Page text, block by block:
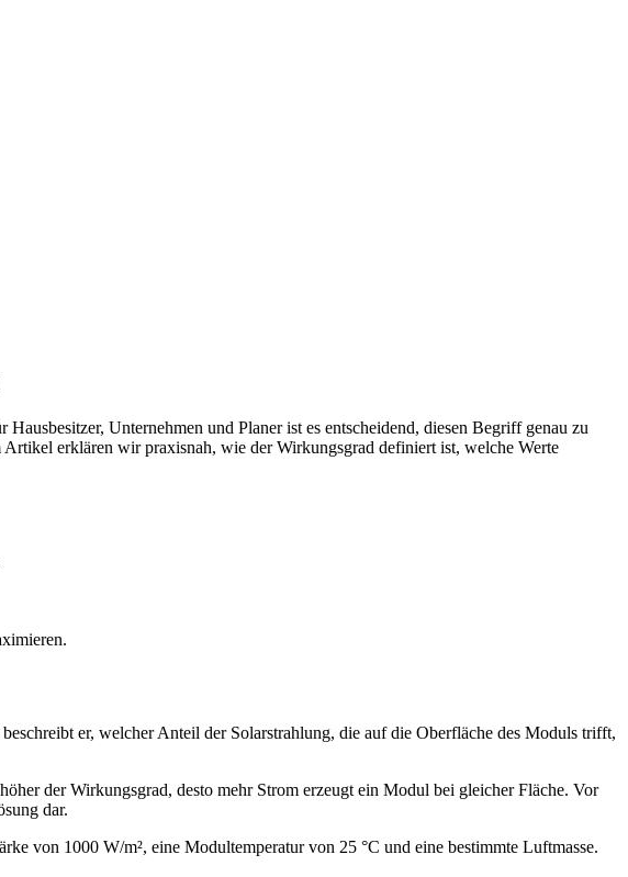
Unternehmen und Planer ist es entscheidend, diesen Begriff genau zu
erklären wir praxisnah, wie der Wirkungsgrad definiert ist, welche Werte
er, welcher Anteil der Solarstrahlung, die auf die Oberfläche des Moduls trifft,
der Wirkungsgrad, desto mehr Strom erzeugt ein Modul bei gleicher Fläche. Vor
dar.
von 1000 W/m², eine Modultemperatur von 25 °C und eine bestimmte Luftmasse.